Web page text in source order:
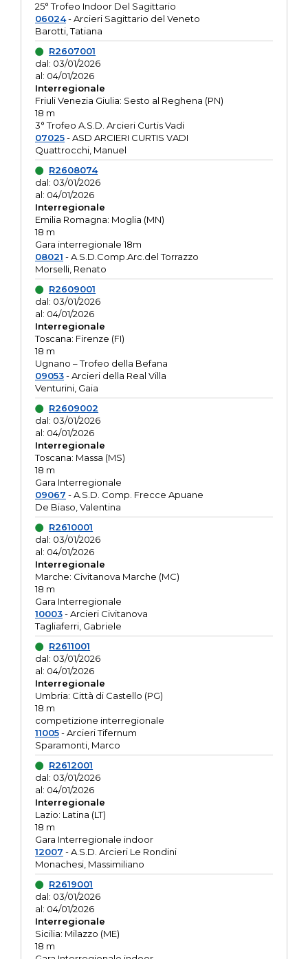
25° Trofeo Indoor Del Sagittario
06024- Arcieri Sagittario del Veneto
Barotti, Tatiana
R2607001
dal: 03/01/2026
al: 04/01/2026
Interregionale
Friuli Venezia Giulia: Sesto al Reghena (PN)
18 m
3° Trofeo A.S.D. Arcieri Curtis Vadi
07025- ASD ARCIERI CURTIS VADI
Quattrocchi, Manuel
R2608074
dal: 03/01/2026
al: 04/01/2026
Interregionale
Emilia Romagna: Moglia (MN)
18 m
Gara interregionale 18m
08021 - A.S.D.Comp.Arc.del Torrazzo
Morselli, Renato
R2609001
dal: 03/01/2026
al: 04/01/2026
Interregionale
Toscana: Firenze (FI)
18 m
Ugnano – Trofeo della Befana
09053- Arcieri della Real Villa
Venturini, Gaia
R2609002
dal: 03/01/2026
al: 04/01/2026
Interregionale
Toscana: Massa (MS)
18 m
Gara Interregionale
09067 - A.S.D. Comp. Frecce Apuane
De Biaso, Valentina
R2610001
dal: 03/01/2026
al: 04/01/2026
Interregionale
Marche: Civitanova Marche (MC)
18 m
Gara Interregionale
10003- Arcieri Civitanova
Tagliaferri, Gabriele
R2611001
dal: 03/01/2026
al: 04/01/2026
Interregionale
Umbria: Città di Castello (PG)
18 m
competizione interregionale
11005- Arcieri Tifernum
Sparamonti, Marco
R2612001
dal: 03/01/2026
al: 04/01/2026
Interregionale
Lazio: Latina (LT)
18 m
Gara Interregionale indoor
12007 - A.S.D. Arcieri Le Rondini
Monachesi, Massimiliano
R2619001
dal: 03/01/2026
al: 04/01/2026
Interregionale
Sicilia: Milazzo (ME)
18 m